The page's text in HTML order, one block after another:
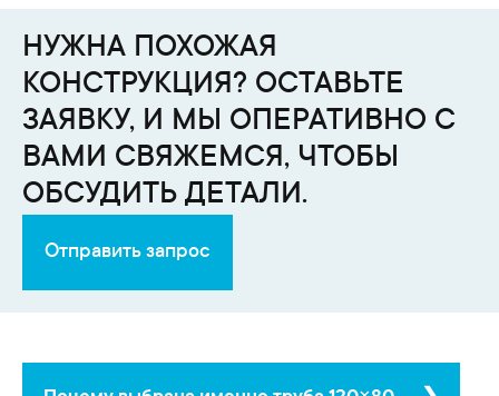
НУЖНА ПОХОЖАЯ
КОНСТРУКЦИЯ? ОСТАВЬТЕ
ЗАЯВКУ, И МЫ ОПЕРАТИВНО С
ВАМИ СВЯЖЕМСЯ, ЧТОБЫ
ОБСУДИТЬ ДЕТАЛИ.
Отправить запрос